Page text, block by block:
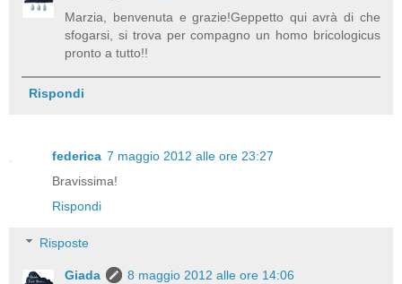
Marzia, benvenuta e grazie!Geppetto qui avrà di che
sfogarsi, si trova per compagno un homo bricologicus
pronto a tutto!!
Rispondi
federica 7 maggio 2012 alle ore 23:27
Bravissima!
Rispondi
Risposte
Giada
8 maggio 2012 alle ore 14:06